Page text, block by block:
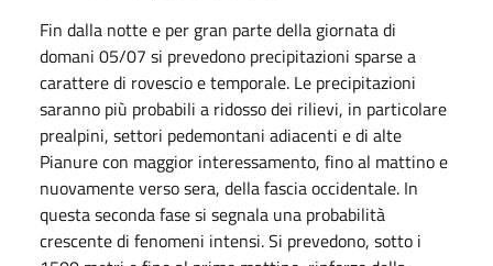
Fin dalla notte e per gran parte della giornata di
domani 05/07 si prevedono precipitazioni sparse a
carattere di rovescio e temporale. Le precipitazioni
saranno più probabili a ridosso dei rilievi, in particolare
prealpini, settori pedemontani adiacenti e di alte
Pianure con maggior interessamento, fino al mattino e
nuovamente verso sera, della fascia occidentale. In
questa seconda fase si segnala una probabilità
crescente di fenomeni intensi. Si prevedono, sotto i